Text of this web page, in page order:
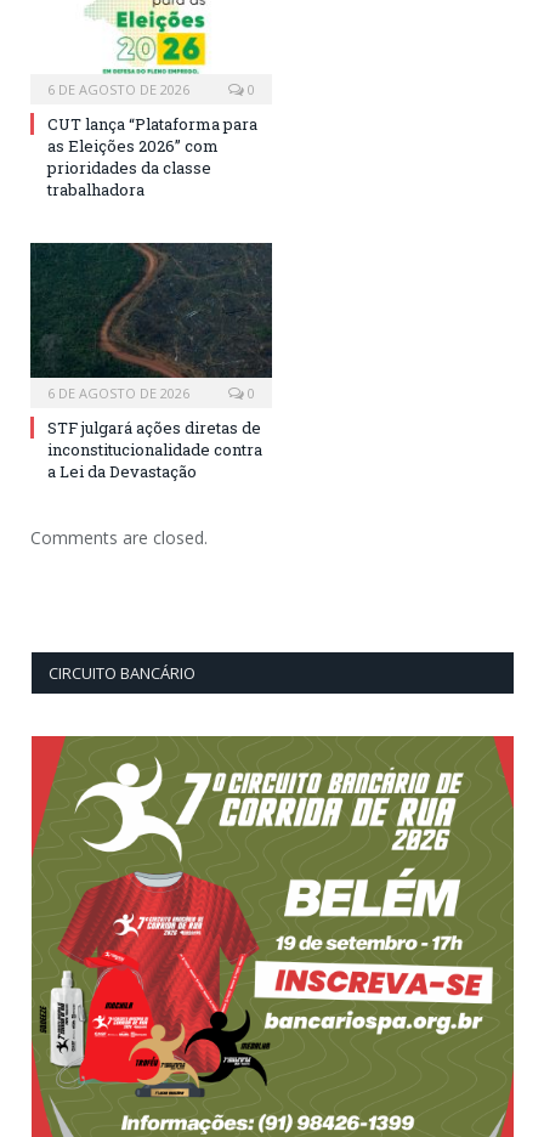
6 DE AGOSTO DE 2026 0
CUT lança “Plataforma para
as Eleições 2026” com
prioridades da classe
trabalhadora
6 DE AGOSTO DE 2026 0
STF julgará ações diretas de
inconstitucionalidade contra
a Lei da Devastação
Comments are closed.
CIRCUITO BANCÁRIO